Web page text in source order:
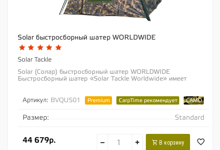
Solar быстросборный шатер WORLDWIDE
Solar Tackle
Solar (Солар) быстросборный шатер WORLDWIDE
Быстросборный шатер «Solar Tackle Worldwide» имеет
Артикул: BVQUS01 Premium CarpTime рекомендует CAMO
Размер: Standard
44 679р. − + В корзину